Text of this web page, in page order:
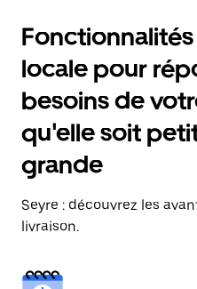
locale pour
besoins de
qu'elle soit
grande
Seyre : découvrez les
livraison.